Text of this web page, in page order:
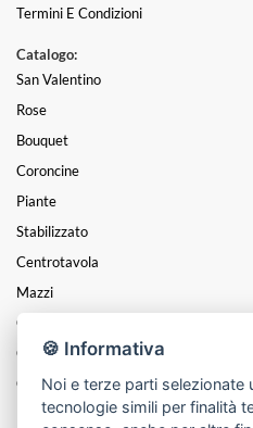
Termini E Condizioni
Catalogo:
San Valentino
Rose
Bouquet
Coroncine
Piante
Stabilizzato
Centrotavola
Mazzi
Composizioni
Cesti
Cuori
Funebre
🍪 Informativa
Noi e terze parti selezionate
tecnologie simili per finalità